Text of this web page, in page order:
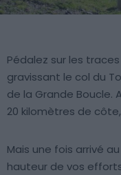
Pédalez sur les
gravissant le col du
de la Grande Boucle.
20 kilomètres de
Mais une fois arrivé
hauteur de vos